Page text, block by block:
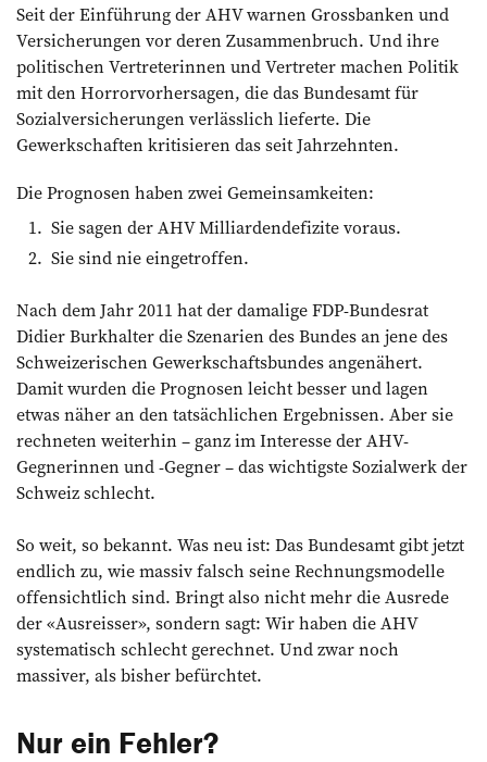
Seit der Einführung der AHV warnen Grossbanken und
Versicherungen vor deren Zusammenbruch. Und ihre
politischen Vertreterinnen und Vertreter machen Politik
mit den Horrorvorhersagen, die das Bundesamt für
Sozialversicherungen verlässlich lieferte. Die
Gewerkschaften kritisieren das seit Jahrzehnten.
Die Prognosen haben zwei Gemeinsamkeiten:
Sie sagen der AHV Milliardendefizite voraus.
Sie sind nie eingetroffen.
Nach dem Jahr 2011 hat der damalige FDP-Bundesrat
Didier Burkhalter die Szenarien des Bundes an jene des
Schweizerischen Gewerkschaftsbundes angenähert.
Damit wurden die Prognosen leicht besser und lagen
etwas näher an den tatsächlichen Ergebnissen. Aber sie
rechneten weiterhin – ganz im Interesse der AHV-
Gegnerinnen und -Gegner – das wichtigste Sozialwerk der
Schweiz schlecht.
So weit, so bekannt. Was neu ist: Das Bundesamt gibt jetzt
endlich zu, wie massiv falsch seine Rechnungsmodelle
offensichtlich sind. Bringt also nicht mehr die Ausrede
der «Ausreisser», sondern sagt: Wir haben die AHV
systematisch schlecht gerechnet. Und zwar noch
massiver, als bisher befürchtet.
Nur ein Fehler?